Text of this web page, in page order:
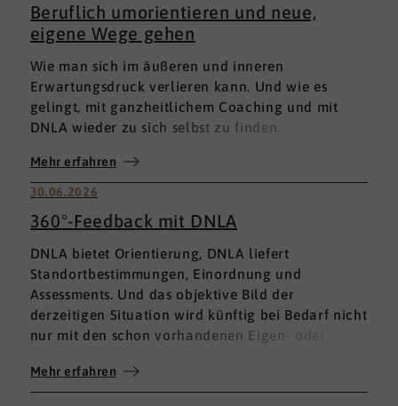
Beruflich umorientieren und neue,
eigene Wege gehen
Wie man sich im äußeren und inneren
Erwartungsdruck verlieren kann. Und wie es
gelingt, mit ganzheitlichem Coaching und mit
DNLA wieder zu sich selbst zu finden.
Mehr erfahren
30.06.2026
360°-Feedback mit DNLA
DNLA bietet Orientierung, DNLA liefert
Standortbestimmungen, Einordnung und
Assessments. Und das objektive Bild der
derzeitigen Situation wird künftig bei Bedarf nicht
nur mit den schon vorhandenen Eigen- oder
umfassenden 360°-Feedback.
Mehr erfahren